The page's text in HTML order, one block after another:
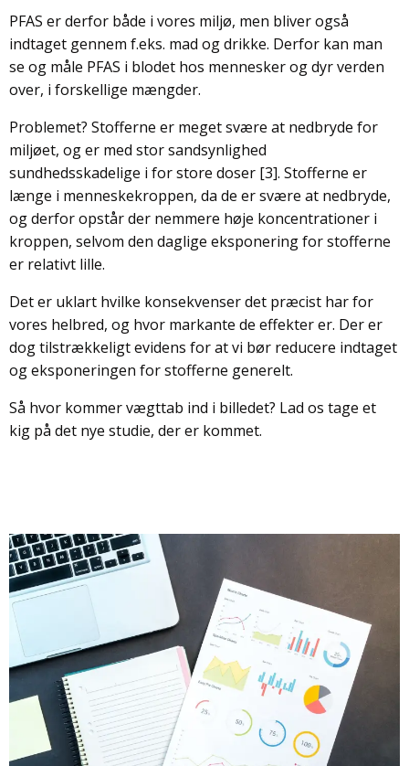
PFAS er derfor både i vores miljø, men bliver også
indtaget gennem f.eks. mad og drikke. Derfor kan man
se og måle PFAS i blodet hos mennesker og dyr verden
over, i forskellige mængder.
Problemet? Stofferne er meget svære at nedbryde for
miljøet, og er med stor sandsynlighed
sundhedsskadelige i for store doser [3]. Stofferne er
længe i menneskekroppen, da de er svære at nedbryde,
og derfor opstår der nemmere høje koncentrationer i
kroppen, selvom den daglige eksponering for stofferne
er relativt lille.
Det er uklart hvilke konsekvenser det præcist har for
vores helbred, og hvor markante de effekter er. Der er
dog tilstrækkeligt evidens for at vi bør reducere indtaget
og eksponeringen for stofferne generelt.
Så hvor kommer vægttab ind i billedet? Lad os tage et
kig på det nye studie, der er kommet.